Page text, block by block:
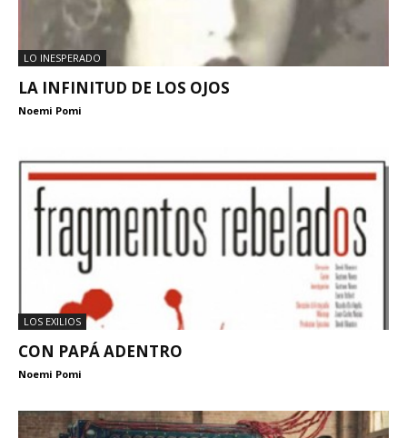
LO INESPERADO
LA INFINITUD DE LOS OJOS
Noemi Pomi
LOS EXILIOS
CON PAPÁ ADENTRO
Noemi Pomi